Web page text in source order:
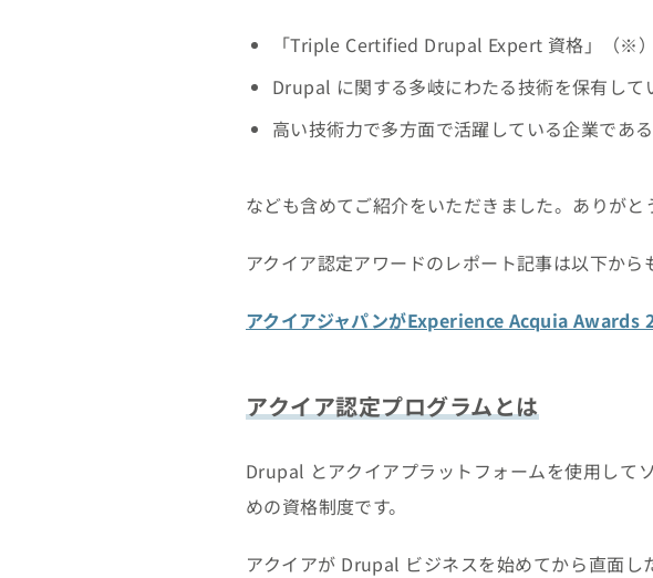
「Triple Certified Drupal Expert 資格」（※
Drupal に関する多岐にわたる技術を保有して
高い技術力で多方面で活躍している企業であ
なども含めてご紹介をいただきました。ありがと
アクイア認定アワードのレポート記事は以下から
アクイアジャパンがExperience Acquia Awards
アクイア認定プログラムとは
Drupal とアクイアプラットフォームを使用して
めの資格制度です。
アクイアが Drupal ビジネスを始めてから直面